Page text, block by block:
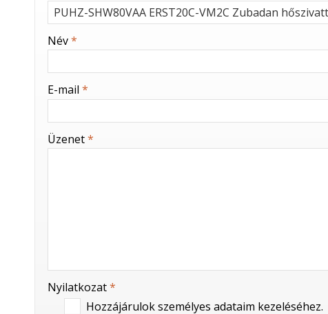
-
-
-
Név*
E-mail *
Üzenet*
Nyilatkozat*
Hozzájárulok személyes adataim kezeléséhez.